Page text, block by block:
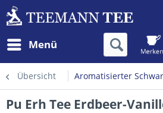
Menü
Übersicht Aromatisierter
Pu Erh Tee Erdbeer-